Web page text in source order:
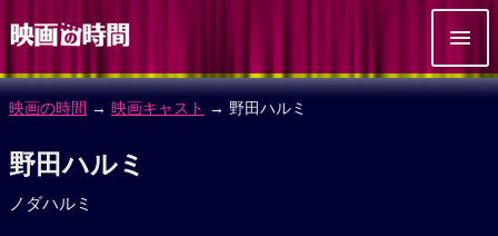
映画の時間 → 映画キャスト → 野田ハルミ
野田ハルミ
ノダハルミ